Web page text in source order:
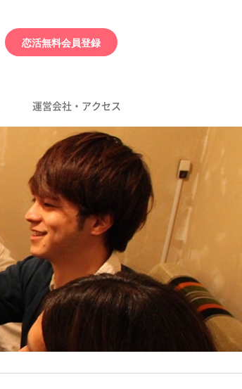
恋活無料会員登録
運営会社・アクセス